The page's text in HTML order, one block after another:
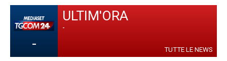
-
ULTIM'ORA
-
TUTTE LE NEWS